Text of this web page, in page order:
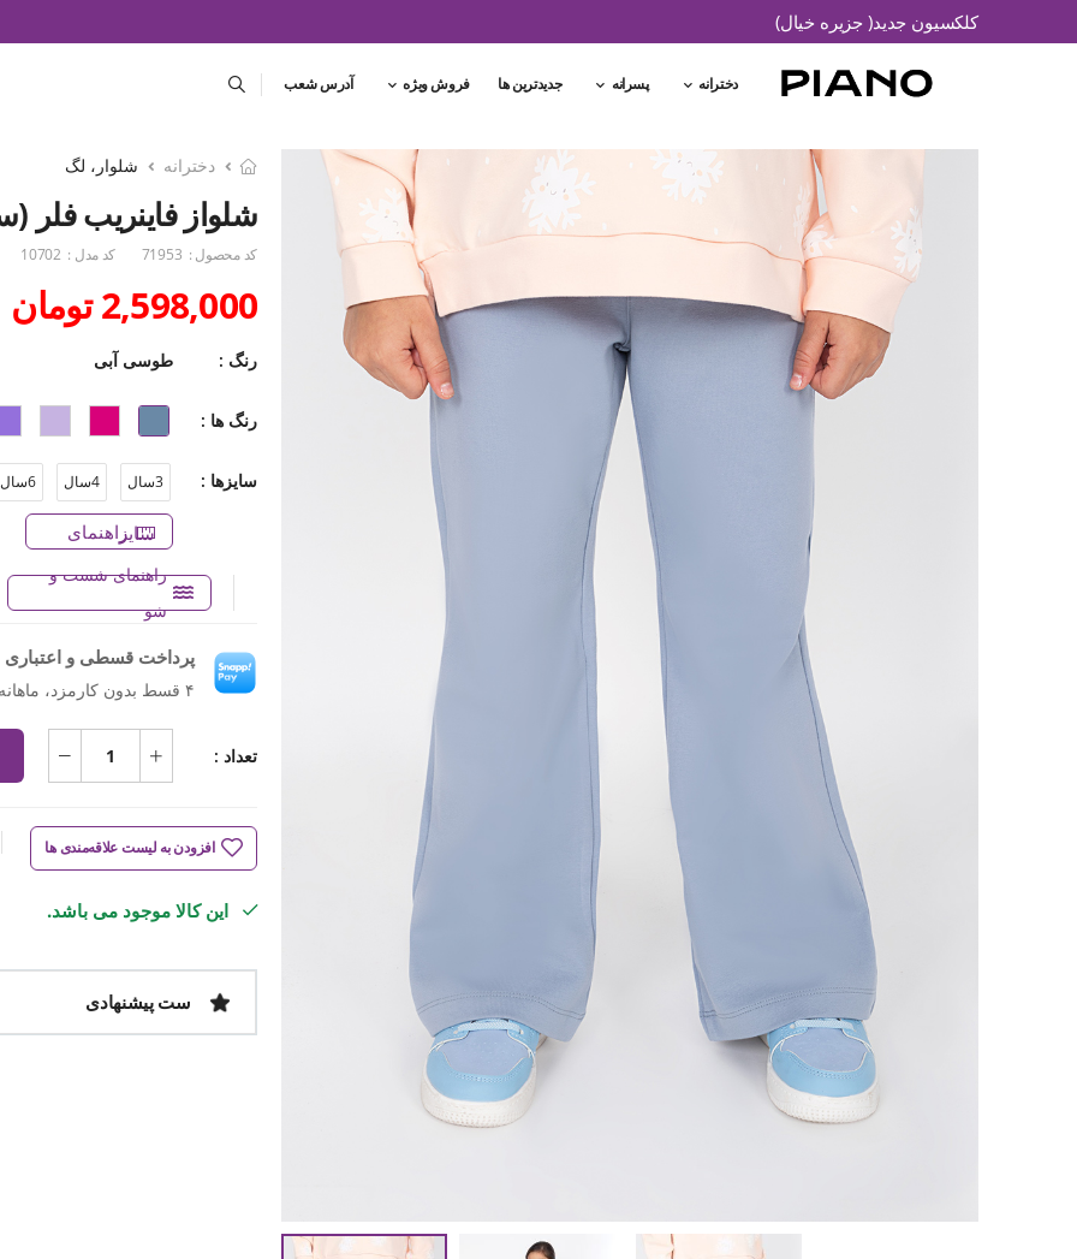
کلکسیون جدید( جزیره خیال)
دخترانه پسرانه جدیدترین ها فروش ویژه آدرس شعب
دخترانه شلوار، لگ
شلواز فاینریب فلر (ست
کد محصول : 71953 کد مدل : 10702
2,598,000 تومان
رنگ : طوسی آبی
رنگ ها :
سایزها : 3سال 4سال 6سال
راهنمای سایز
راهنمای شست و
شو
پرداخت قسطی و اعتباری
۴ قسط بدون کارمزد، ماهانه ۶۴۹٬۵۰۰ تومان
تعداد :
افزودن به لیست علاقه‌مندی ها
این کالا موجود می باشد.
ست پیشنهادی